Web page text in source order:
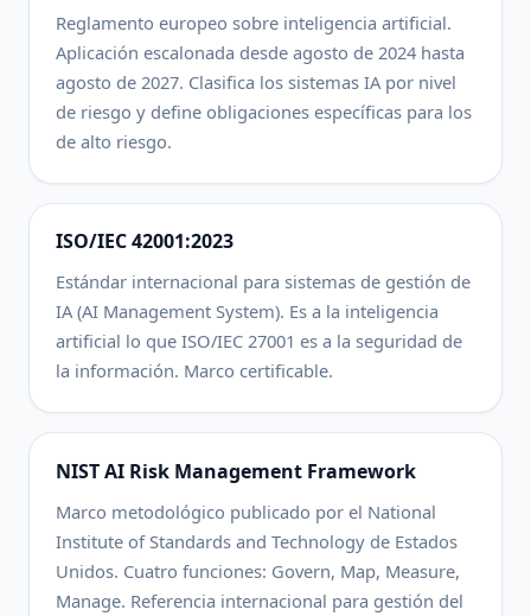
Reglamento europeo sobre inteligencia artificial.
Aplicación escalonada desde agosto de 2024 hasta
agosto de 2027. Clasifica los sistemas IA por nivel
de riesgo y define obligaciones específicas para los
de alto riesgo.
ISO/IEC 42001:2023
Estándar internacional para sistemas de gestión de
IA (AI Management System). Es a la inteligencia
artificial lo que ISO/IEC 27001 es a la seguridad de
la información. Marco certificable.
NIST AI Risk Management Framework
Marco metodológico publicado por el National
Institute of Standards and Technology de Estados
Unidos. Cuatro funciones: Govern, Map, Measure,
Manage. Referencia internacional para gestión del